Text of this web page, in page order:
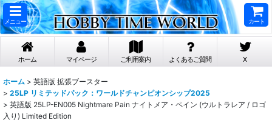
メニュー カート
ホーム マイページ ご利用案内 よくあるご質問 X
ホーム > 英語版 拡張ブースター
> 25LP リミテッドパック：ワールドチャンピオンシップ2025
> 英語版 25LP-EN005 Nightmare Pain ナイトメア・ペイン (ウルトラレア / ロゴ
入り) Limited Edition